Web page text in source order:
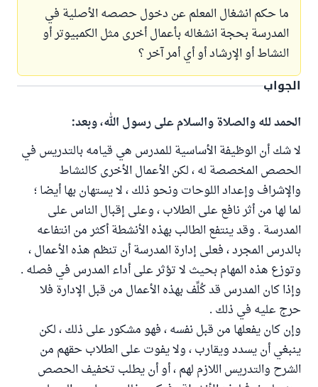
ما حكم انشغال المعلم عن دخول حصصه الأصلية في
المدرسة بحجة انشغاله بأعمال أخرى مثل الكمبيوتر أو
النشاط أو الإرشاد أو أي أمر آخر ؟
الجواب
الحمد لله والصلاة والسلام على رسول الله، وبعد:
لا شك أن الوظيفة الأساسية للمدرس هي قيامه بالتدريس في
الحصص المخصصة له ، لكن الأعمال الأخرى كالنشاط
والإشراف وإعداد اللوحات ونحو ذلك ، لا يستهان بها أيضا ؛
لما لها من أثر نافع على الطلاب ، وعلى إقبال الناس على
المدرسة . وقد ينتفع الطالب بهذه الأنشطة أكثر من انتفاعه
بالدرس المجرد ، فعلى إدارة المدرسة أن تنظم هذه الأعمال ،
وتوزع هذه المهام بحيث لا تؤثر على أداء المدرس في فصله .
وإذا كان المدرس قد كُلِّف بهذه الأعمال من قبل الإدارة فلا
حرج عليه في ذلك .
وإن كان يفعلها من قبل نفسه ، فهو مشكور على ذلك ، لكن
ينبغي أن يسدد ويقارب ، ولا يفوت على الطلاب حقهم من
الشرح والتدريس اللازم لهم ، أو أن يطلب تخفيف الحصص